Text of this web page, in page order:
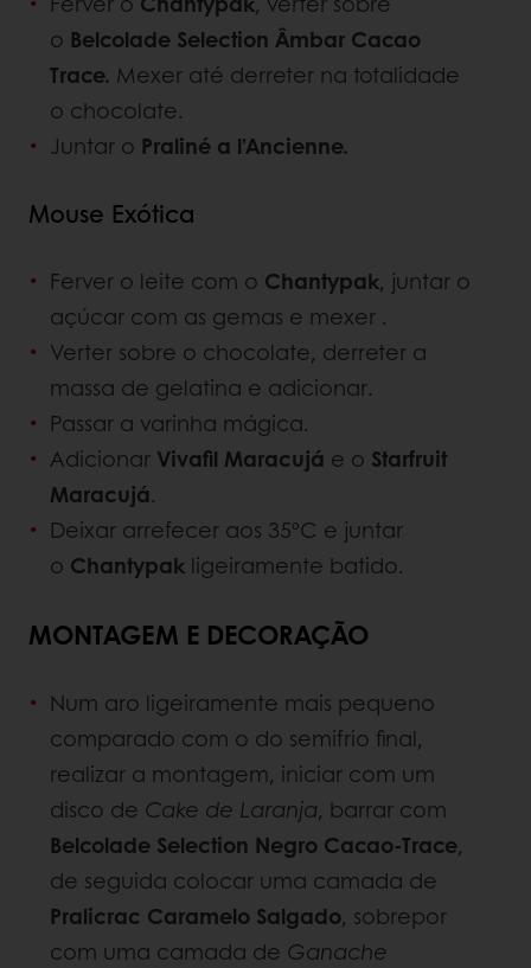
o Belcolade Selection Âmbar Cacao
Trace. Mexer até derreter na totalidade
o chocolate.
Juntar o Praliné a l’Ancienne.
Mouse Exótica
Ferver o leite com o Chantypak, juntar o
açúcar com as gemas e mexer .
Verter sobre o chocolate, derreter a
massa de gelatina e adicionar.
Passar a varinha mágica.
Adicionar Vivafil Maracujá e o Starfruit
Maracujá.
Deixar arrefecer aos 35ºC e juntar
o Chantypak ligeiramente batido.
MONTAGEM E DECORAÇÃO
Num aro ligeiramente mais pequeno
comparado com o do semifrio final,
realizar a montagem, iniciar com um
disco de Cake de Laranja, barrar com
Belcolade Selection Negro Cacao-Trace,
de seguida colocar uma camada de
Pralicrac Caramelo Salgado, sobrepor
com uma camada de Ganache